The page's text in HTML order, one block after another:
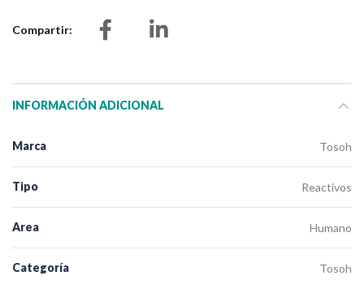
Compartir
INFORMACIÓN ADICIONAL
Marca Tosoh
Tipo Reactivos
Area Humano
Categoría Tosoh